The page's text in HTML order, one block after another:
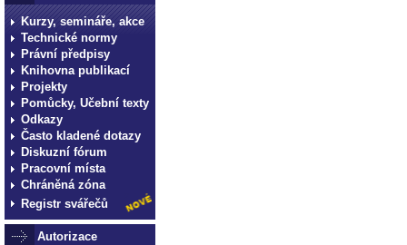
Kurzy, semináře, akce
Technické normy
Právní předpisy
Knihovna publikací
Projekty
Pomůcky, Učební texty
Odkazy
Často kladené dotazy
Diskuzní fórum
Pracovní místa
Chráněná zóna
Registr svářečů
Autorizace